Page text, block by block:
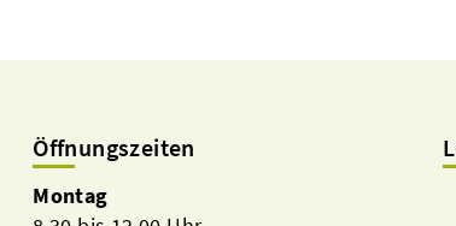
Öffnungszeiten
Montag